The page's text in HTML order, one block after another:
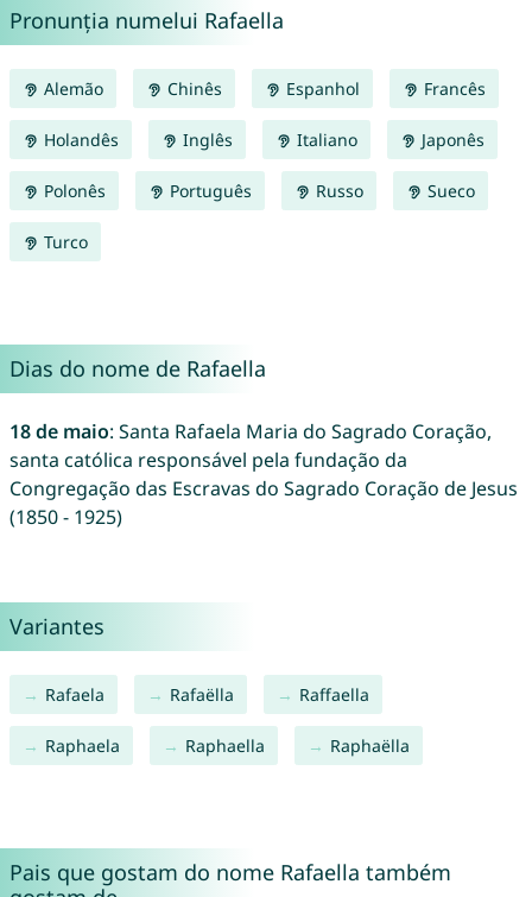
Pronunția numelui Rafaella
Alemão Chinês Espanhol Francês
Holandês Inglês Italiano Japonês
Polonês Português Russo Sueco
Turco
Dias do nome de Rafaella
18 de maio: Santa Rafaela Maria do Sagrado Coração,
santa católica responsável pela fundação da
Congregação das Escravas do Sagrado Coração de Jesus
(1850 - 1925)
Variantes
Rafaela Rafaëlla Raffaella
Raphaela Raphaella Raphaëlla
Pais que gostam do nome Rafaella também